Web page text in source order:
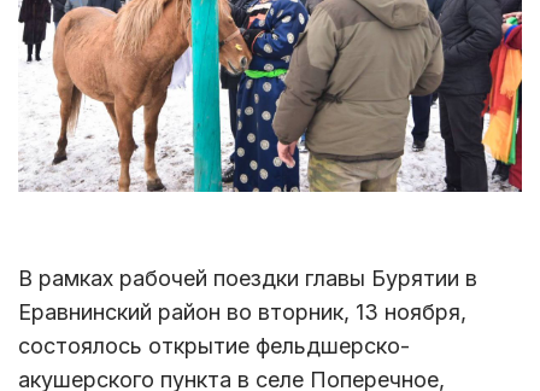
В рамках рабочей поездки главы Бурятии в
Еравнинский район во вторник, 13 ноября,
состоялось открытие фельдшерско-
акушерского пункта в селе Поперечное,